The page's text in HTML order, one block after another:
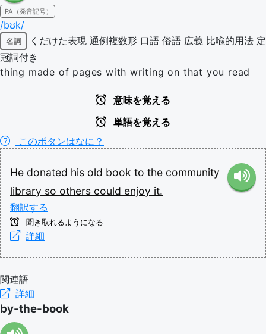
IPA（発音記号）
/bʊk/
名詞 くだけた表現 通例複数形 口語 俗語 広義 比喩的用法 定
冠詞付き
thing made of pages with writing on that you read
意味を覚える
単語を覚える
このボタンはなに？
He donated his old book to the community
library so others could enjoy it.
翻訳する
聞き取れるようになる
詳細
関連語
詳細
by-the-book